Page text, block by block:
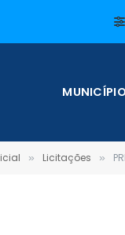
MUNICÍPIO
» Licitações »